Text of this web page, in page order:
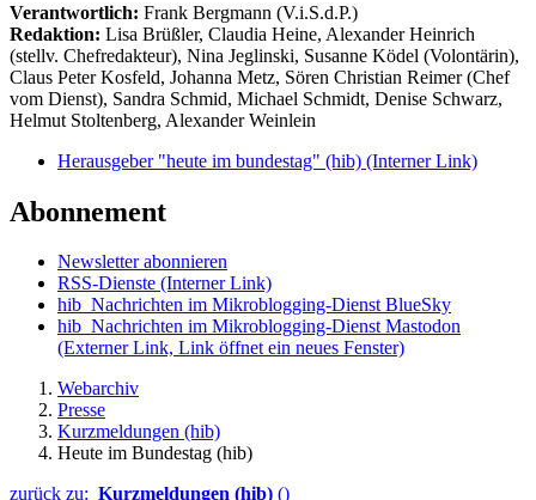
Verantwortlich: Frank Bergmann (V.i.S.d.P.)
Redaktion: Lisa Brüßler, Claudia Heine, Alexander Heinrich
(stellv. Chefredakteur), Nina Jeglinski, Susanne Ködel (Volontärin),
Claus Peter Kosfeld, Johanna Metz, Sören Christian Reimer (Chef
vom Dienst), Sandra Schmid, Michael Schmidt, Denise Schwarz,
Helmut Stoltenberg, Alexander Weinlein
Herausgeber "heute im bundestag" (hib) (Interner Link)
Abonnement
Newsletter abonnieren
RSS-Dienste (Interner Link)
hib_Nachrichten im Mikroblogging-Dienst BlueSky
hib_Nachrichten im Mikroblogging-Dienst Mastodon
(Externer Link, Link öffnet ein neues Fenster)
Webarchiv
Presse
Kurzmeldungen (hib)
Heute im Bundestag (hib)
zurück zu: Kurzmeldungen (hib) ()